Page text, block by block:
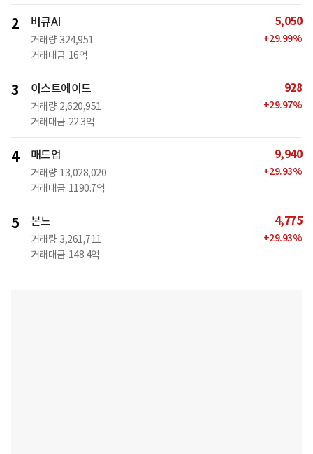
2 비큐AI
거래량 324,951
거래대금 16억
5,050
+29.99%
3 이스트에이드
거래량 2,620,951
거래대금 22.3억
928
+29.97%
4 매드업
거래량 13,028,020
거래대금 1190.7억
9,940
+29.93%
5 본느
거래량 3,261,711
거래대금 148.4억
4,775
+29.93%